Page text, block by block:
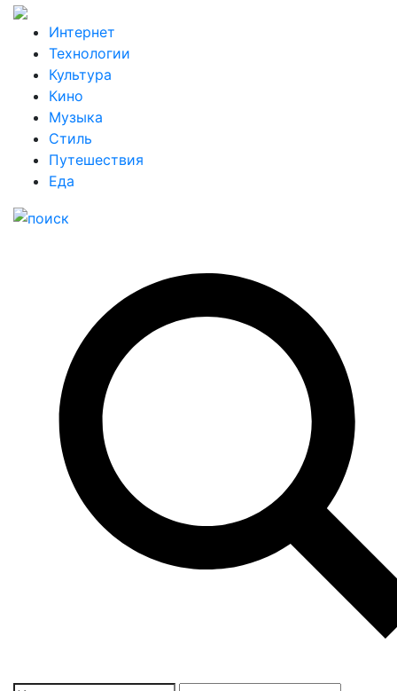
Интернет
Технологии
Культура
Кино
Музыка
Стиль
Путешествия
Еда